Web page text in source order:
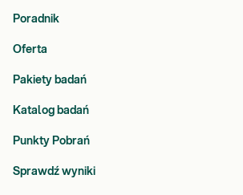
Poradnik
Oferta
Pakiety badań
Katalog badań
Punkty Pobrań
Sprawdź wyniki